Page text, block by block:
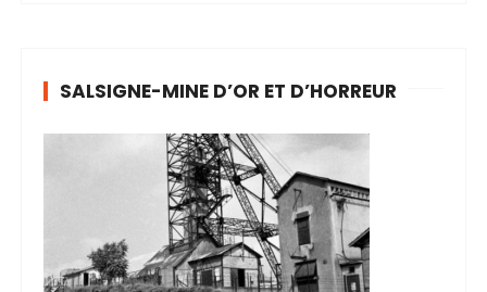
SALSIGNE-MINE D’OR ET D’HORREUR